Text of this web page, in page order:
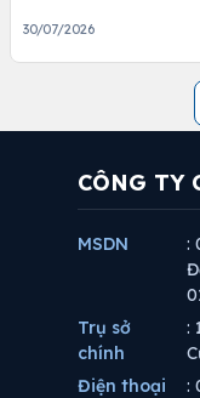
30/07/2026
CÔNG TY
MSDN
:
Trụ sở
chính
:
Điện thoại
: